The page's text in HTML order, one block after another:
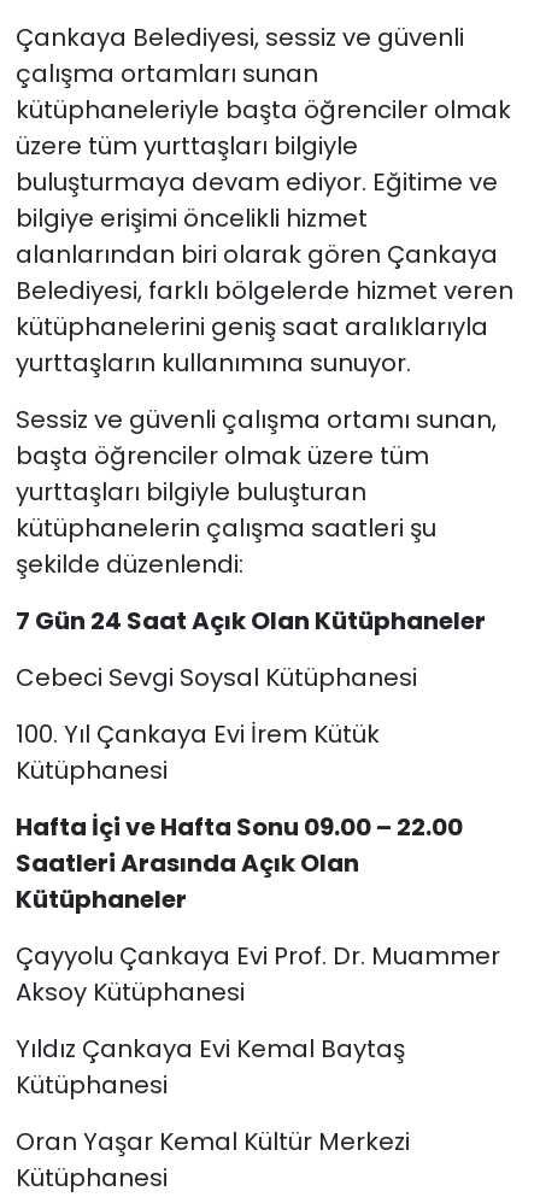
Çankaya Belediyesi, sessiz ve güvenli
çalışma ortamları sunan
kütüphaneleriyle başta öğrenciler olmak
üzere tüm yurttaşları bilgiyle
buluşturmaya devam ediyor. Eğitime ve
bilgiye erişimi öncelikli hizmet
alanlarından biri olarak gören Çankaya
Belediyesi, farklı bölgelerde hizmet veren
kütüphanelerini geniş saat aralıklarıyla
yurttaşların kullanımına sunuyor.
Sessiz ve güvenli çalışma ortamı sunan,
başta öğrenciler olmak üzere tüm
yurttaşları bilgiyle buluşturan
kütüphanelerin çalışma saatleri şu
şekilde düzenlendi:
7 Gün 24 Saat Açık Olan Kütüphaneler
Cebeci Sevgi Soysal Kütüphanesi
100. Yıl Çankaya Evi İrem Kütük
Kütüphanesi
Hafta İçi ve Hafta Sonu 09.00 – 22.00
Saatleri Arasında Açık Olan
Kütüphaneler
Çayyolu Çankaya Evi Prof. Dr. Muammer
Aksoy Kütüphanesi
Yıldız Çankaya Evi Kemal Baytaş
Kütüphanesi
Oran Yaşar Kemal Kültür Merkezi
Kütüphanesi